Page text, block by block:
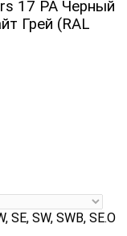
17 PA Черный
Грей (RAL
SE, SW, SWB, SE.O